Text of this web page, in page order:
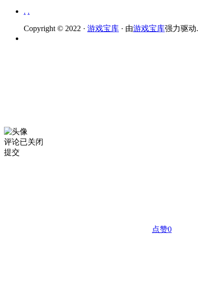
. .
Copyright © 2022 · 游戏宝库 · 由游戏宝库强力驱动.
评论已关闭
提交
点赞0